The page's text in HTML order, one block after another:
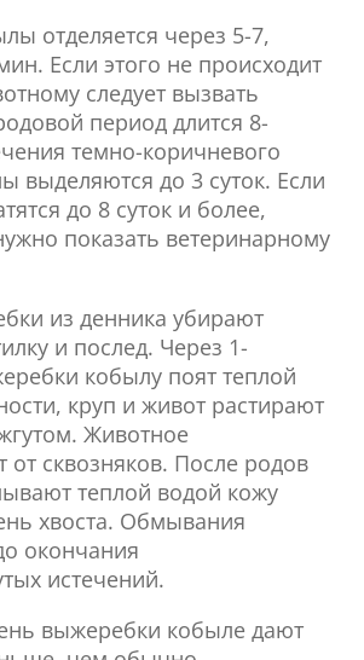
отделяется через 5-7,
Если этого не происходит
следует вызвать
период длится 8-
темно-коричневого
выделяются до 3 суток. Если
до 8 суток и более,
показать ветеринарному
из денника убирают
и послед. Через 1-
кобылу поят теплой
круп и живот растирают
Животное
от сквозняков. После родов
теплой водой кожу
хвоста. Обмывания
окончания
истечений.
выжеребки кобыле дают